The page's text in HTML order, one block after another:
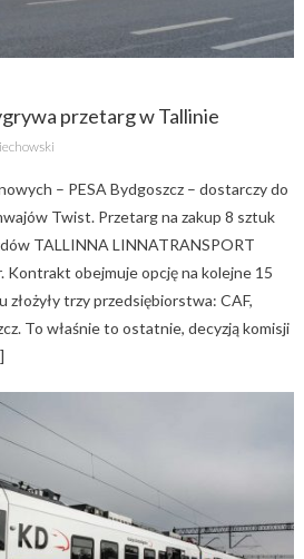
przetarg w Tallinie
– PESA Bydgoszcz – dostarczy do
Twist. Przetarg na zakup 8 sztuk
TALLINNA LINNATRANSPORT
Kontrakt obejmuje opcję na kolejne 15
trzy przedsiębiorstwa: CAF,
To właśnie to ostatnie, decyzją komisji